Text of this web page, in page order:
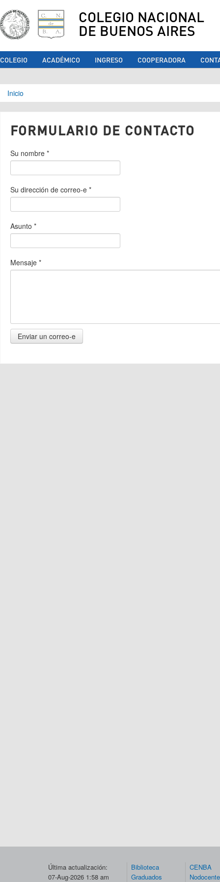
COLEGIO NACIONAL
DE BUENOS AIRES
COLEGIO ACADÉMICO INGRESO COOPERADORA
Se encuentra usted aquí
Inicio
FORMULARIO DE CONTACTO
Su nombre *
Su dirección de correo-e *
Asunto *
Mensaje *
Última actualización:
07-Aug-2026 1:58 am
Biblioteca
Graduados
CENBA